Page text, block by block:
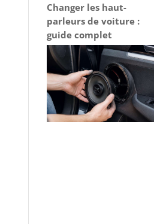
Changer les haut-
parleurs de voiture :
guide complet